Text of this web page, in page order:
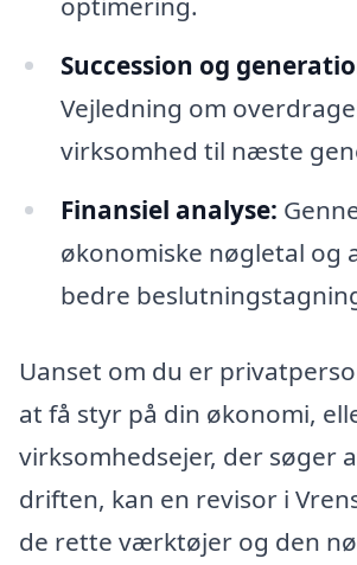
Succession og
Vejledning om
virksomhed til næste
Finansiel analyse:
økonomiske nøgletal og
bedre
Uanset om du er
at få styr på din økonomi,
virksomhedsejer, der søger
driften, kan en revisor i
de rette værktøjer og den